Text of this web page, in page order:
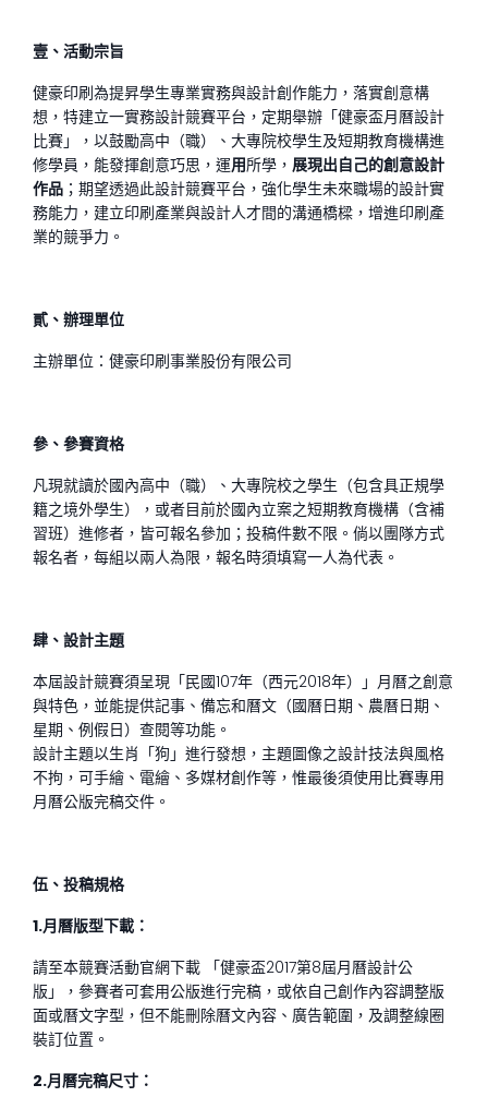
壹、活動宗旨
健豪印刷為提昇學生專業實務與設計創作能力，落實創意構
想，特建立一實務設計競賽平台，定期舉辦「健豪盃月曆設計
比賽」，以鼓勵高中（職）、大專院校學生及短期教育機構進
修學員，能發揮創意巧思，運用所學， 展現出自己的創意設計
作品 ；期望透過此設計競賽平台，強化學生未來職場的設計實
務能力，建立印刷產業與設計人才間的溝通橋樑，增進印刷產
業的競爭力。
貳、辦理單位
主辦單位：健豪印刷事業股份有限公司
參、參賽資格
凡現就讀於國內高中（職）、大專院校之學生（包含具正規學
籍之境外學生），或者目前於國內立案之短期教育機構（含補
習班）進修者，皆可報名參加；投稿件數不限。倘以團隊方式
報名者，每組以兩人為限，報名時須填寫一人為代表。
肆、設計主題
本屆設計競賽須呈現「民國107年（西元2018年）」月曆之創意
與特色，並能提供記事、備忘和曆文（國曆日期、農曆日期、
星期、例假日）查閱等功能。
設計主題以生肖「狗」進行發想，主題圖像之設計技法與風格
不拘，可手繪、電繪、多媒材創作等，惟最後須使用比賽專用
月曆公版完稿交件。
伍、投稿規格
1.月曆版型下載：
請至本競賽活動官網下載 「健豪盃2017第8屆月曆設計公
版」，參賽者可套用公版進行完稿，或依自己創作內容調整版
面或曆文字型，但不能刪除曆文內容、廣告範圍，及調整線圈
裝訂位置。
2.月曆完稿尺寸：